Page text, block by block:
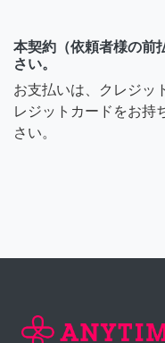
本契約（依頼者様の前
さい。
お支払いは、クレジッ
レジットカードをお持
さい。